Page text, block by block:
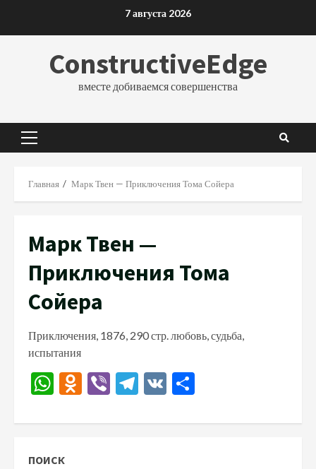
7 августа 2026
ConstructiveEdge
вместе добиваемся совершенства
Основное
Главная Марк Твен — Приключения Тома Сойера
Марк Твен —
Приключения Тома
Сойера
Приключения, 1876, 290 стр. любовь, судьба,
испытания
WhatsApp
Odnoklassniki
ViberTelegram
VK
ПОИСК